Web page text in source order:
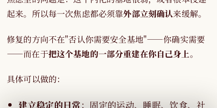
起来。所以每一次焦虑都必须靠外部立刻确认来缓解。
修复的方向不在"否认你需要安全基地"——你确实需要
——而在于把这个基地的一部分重建在你自己身上。
具体可以做的：
建立稳定的日常：固定的运动、睡眠、饮食、社